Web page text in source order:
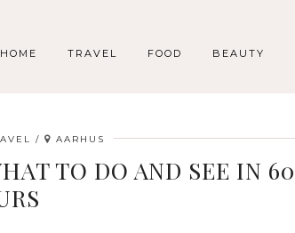
HOME TRAVEL FOOD BEAUTY
AARHUS
TO DO AND SEE IN 60